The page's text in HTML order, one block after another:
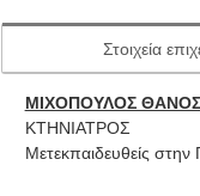
Στοιχεία
ΜΙΧΟΠΟΥΛΟΣ ΘΑΝΟΣ
ΚΤΗΝΙΑΤΡΟΣ
Μετεκπαιδευθείς στην